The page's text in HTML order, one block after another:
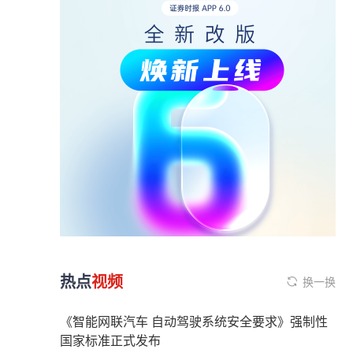
热点视频 换一换
《智能网联汽车 自动驾驶系统安全要求》强制性
国家标准正式发布